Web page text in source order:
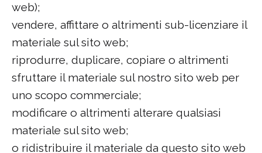
web);
vendere, affittare o altrimenti sub-licenziare il
materiale sul sito web;
riprodurre, duplicare, copiare o altrimenti
sfruttare il materiale sul nostro sito web per
uno scopo commerciale;
modificare o altrimenti alterare qualsiasi
materiale sul sito web;
o ridistribuire il materiale da questo sito web